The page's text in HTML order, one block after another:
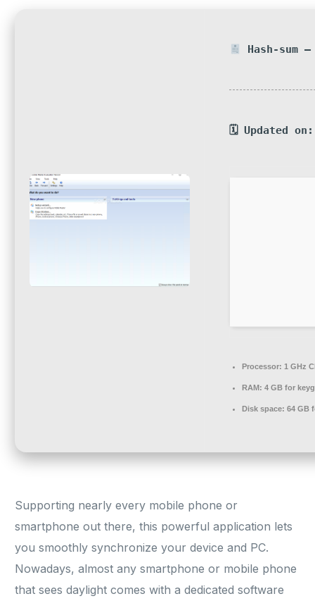
Hash-sum —
🗓 Updated
Processor: 1 GHz
RAM: 4 GB for
Disk space: 64 GB
Supporting nearly every mobile phone or
smartphone out there, this powerful application lets
you smoothly synchronize your device and PC.
Nowadays, almost any smartphone or mobile phone
that sees daylight comes with a dedicated software